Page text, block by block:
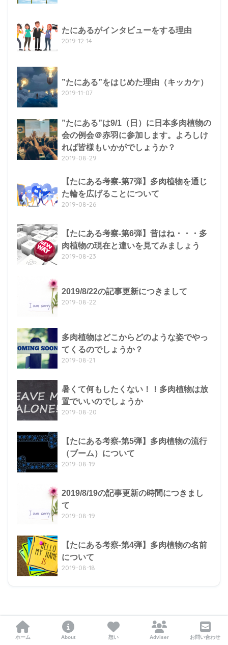
たにあるがインタビューをする理由
2019-12-14
”たにある”をはじめた理由（キッカケ）
2019-11-07
”たにある”は9/1（日）に日本多肉植物の
会の例会＠赤羽に参加します。よろしけ
れば皆様もいかがでしょうか？
2019-08-29
【たにある考察-第7弾】多肉植物を通じ
た輪を広げることについて
2019-08-26
【たにある考察-第6弾】昔はね・・・多
肉植物の現在と違いを見てみましょう
2019-08-23
2019/8/22の記事更新につきまして
2019-08-22
多肉植物はどこからどのような姿でやっ
てくるのでしょうか？
2019-08-21
暑くて何もしたくない！！多肉植物は放
置でいいのでしょうか
2019-08-20
【たにある考察-第5弾】多肉植物の流行
（ブーム）について
2019-08-19
2019/8/19の記事更新の時間につきまし
て
2019-08-19
【たにある考察-第4弾】多肉植物の名前
について
2019-08-18
ホーム About 想い Adviser お問い合わせ